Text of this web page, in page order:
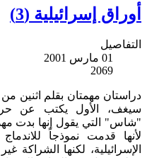
أوراق إسرائيلية (3)
التفاصيل
01 مارس 2001
2069
دراستان مهمتان بقلم اثنين
سيغف، الأول يكتب عن
"شاس" التي يقول إنها بدت
لأنها قدمت نموذجاً
الإسرائيلية، لكنها الشراكة